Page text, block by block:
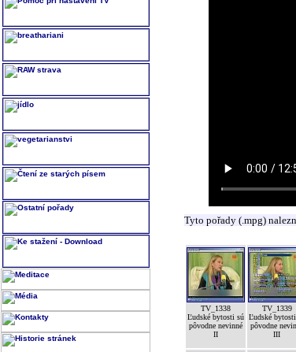
Tyto pořady (.mpg)
TV_1338
Ľudské bytosti sú
pôvodne nevinné
II
TV_1339
Ľudské
pôvodne
III